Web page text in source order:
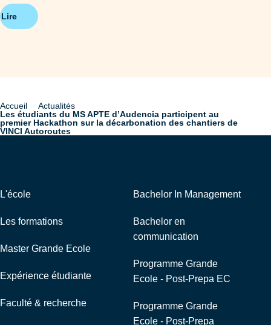
Lire
Fil
d'Ariane
Accueil
Actualités
Les étudiants du MS APTE d’Audencia participent au
premier Hackathon sur la décarbonation des chantiers de
VINCI Autoroutes
L'école
Les formations
Master Grande Ecole
Expérience étudiante
Faculté & recherche
Bachelor In Management
Bachelor en
communication
Programme Grande
Ecole - Post-Prepa EC
Programme Grande
Ecole - Post-Prepa